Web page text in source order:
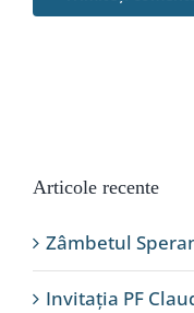
Articole recente
Zâmbetul
Invitația PF